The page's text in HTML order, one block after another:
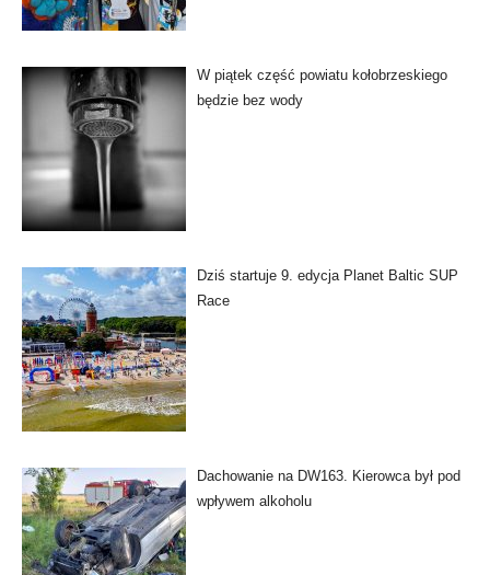
W piątek część powiatu kołobrzeskiego
będzie bez wody
Dziś startuje 9. edycja Planet Baltic SUP
Race
Dachowanie na DW163. Kierowca był pod
wpływem alkoholu